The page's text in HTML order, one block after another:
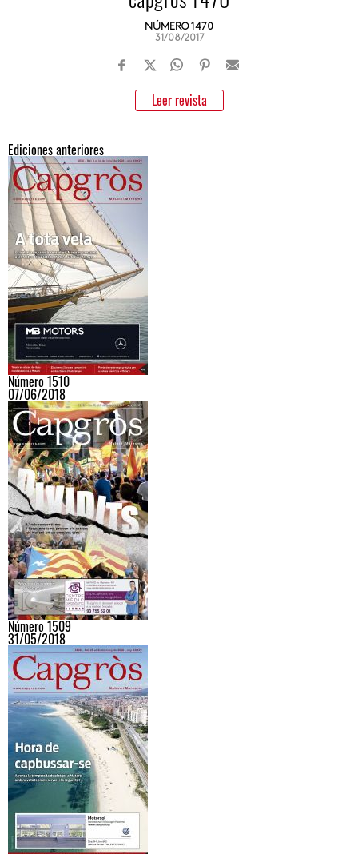
NÚMERO 1470
31/08/2017
Leer revista
Ediciones anteriores
Número 1510
07/06/2018
Número 1509
31/05/2018